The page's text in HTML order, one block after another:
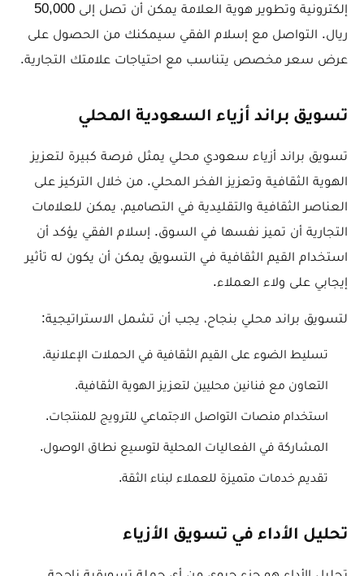
إلكترونية وتطوير هوية العلامة يمكن أن تصل إلى 50,000
ريال. التواصل مع إسلام الفقي سيمكنك من الحصول على
عرض سعر مخصص يتناسب مع احتياجات علامتك التجارية.
تسويق براند أزياء السعودية المحلي
تسويق براند أزياء سعودي محلي يمثل فرصة كبيرة لتعزيز
الهوية الثقافية وتعزيز الفخر المحلي. من خلال التركيز على
العناصر الثقافية والتقليدية في التصاميم، يمكن للعلامات
التجارية أن تميز نفسها في السوق. إسلام الفقي يؤكد أن
استخدام القيم الثقافية في التسويق يمكن أن يكون له تأثير
إيجابي على ولاء العملاء.
لتسويق براند محلي بنجاح، يجب أن تشمل الاستراتيجية:
تسليط الضوء على القيم الثقافية في الحملات الإعلانية.
التعاون مع فنانين محليين لتعزيز الهوية الثقافية.
استخدام منصات التواصل الاجتماعي للترويج للمنتجات.
المشاركة في الفعاليات المحلية لتوسيع نطاق الوصول.
تقديم خدمات متميزة للعملاء لبناء الثقة.
تحليل الأداء في تسويق الأزياء